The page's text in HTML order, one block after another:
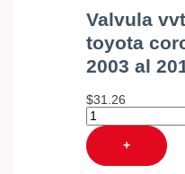
Valvula
toyota
2003 al
$31.26
+